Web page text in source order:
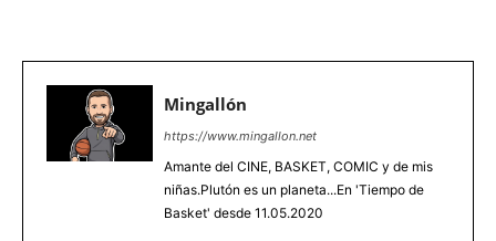
Mingallón
https://www.mingallon.net
Amante del CINE, BASKET, COMIC y de mis
niñas.Plutón es un planeta...En 'Tiempo de
Basket' desde 11.05.2020